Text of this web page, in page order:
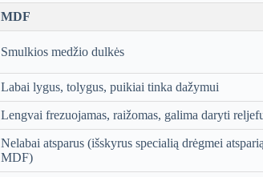
MDF
Smulkios medžio dulkės
Labai lygus, tolygus, puikiai tinka dažymui
Lengvai frezuojamas, raižomas, galima daryti
Nelabai atsparus (išskyrus specialią drėgmei atsparią
MDF)